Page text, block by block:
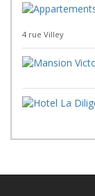
4 rue Villey